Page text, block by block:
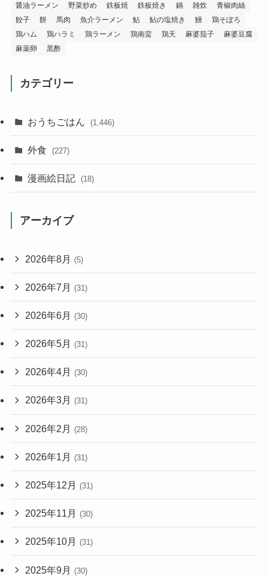
醤油ラーメン
野菜炒め 鉄板焼 鉄板焼き 鍋 雑炊
青椒肉絲
餃子
餅 馬肉 魚介ラーメン 鮎 鮎の塩焼き 鰻
鶏そぼろ
鶏ハム
鶏ハラミ 鶏ラーメン 鶏南蛮 鶏天 麻婆茄子
麻婆豆腐
麻薬卵
黒酢
カテゴリー
おうちごはん (1,446)
外食 (227)
漫画絵日記 (18)
アーカイブ
2026年8月 (5)
2026年7月 (31)
2026年6月 (30)
2026年5月 (31)
2026年4月 (30)
2026年3月 (31)
2026年2月 (28)
2026年1月 (31)
2025年12月 (31)
2025年11月 (30)
2025年10月 (31)
2025年9月 (30)